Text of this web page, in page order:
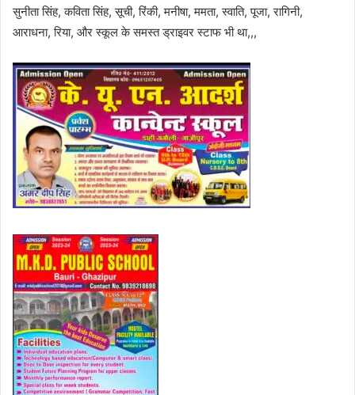
सुनीता सिंह, कविता सिंह, सूची, रिंकी, मनीषा, ममता, स्वाति, पूजा, रागिनी,
आराधना, रिया, और स्कूल के समस्त ड्राइवर स्टाफ भी था,,,